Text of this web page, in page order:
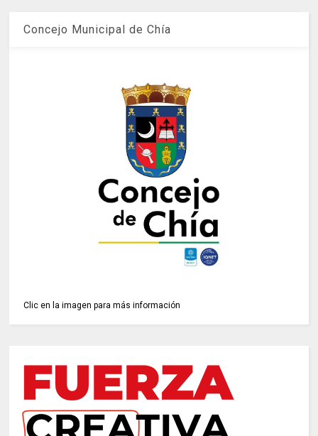
Concejo Municipal de Chía
Clic en la imagen para más información